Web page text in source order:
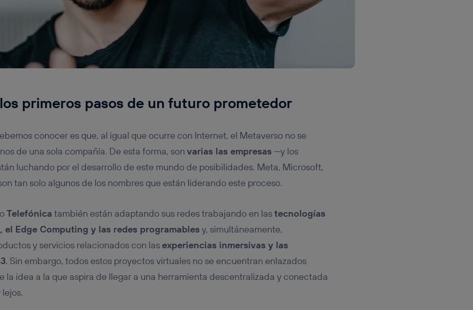
primeros pasos de un futuro prometedor
conocer es que, al igual que ocurre con Internet, el Metaverso no se
de una sola compañía. De esta forma, son varias las empresas—y los
luchando por el desarrollo de este mundo de posibilidades. Meta, Microsoft,
tan solo algunos de los nombres que están liderando este proceso.
Telefónica también están adaptando sus redes trabajando en lastecnologías
el Edge Computing y las redes programablesy, simultáneamente,
y servicios relacionados con lasexperiencias inmersivas y las
. Sin embargo, todos estos proyectos virtuales no se encuentran enlazados
la idea a la que aspira de llegar a una herramienta descentralizada y conectada